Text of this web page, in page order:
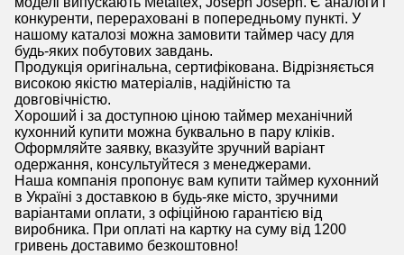
конкуренти, перераховані в попередньому пункті. У
нашому каталозі можна замовити таймер часу для
будь-яких побутових завдань.
Продукція оригінальна, сертифікована. Відрізняється
високою якістю матеріалів, надійністю та
довговічністю.
Хороший і за доступною ціною таймер механічний
кухонний купити можна буквально в пару кліків.
Оформляйте заявку, вказуйте зручний варіант
одержання, консультуйтеся з менеджерами.
Наша компанія пропонує вам купити таймер кухонний
в Україні з доставкою в будь-яке місто, зручними
варіантами оплати, з офіційною гарантією від
виробника. При оплаті на картку на суму від 1200
гривень доставимо безкоштовно!